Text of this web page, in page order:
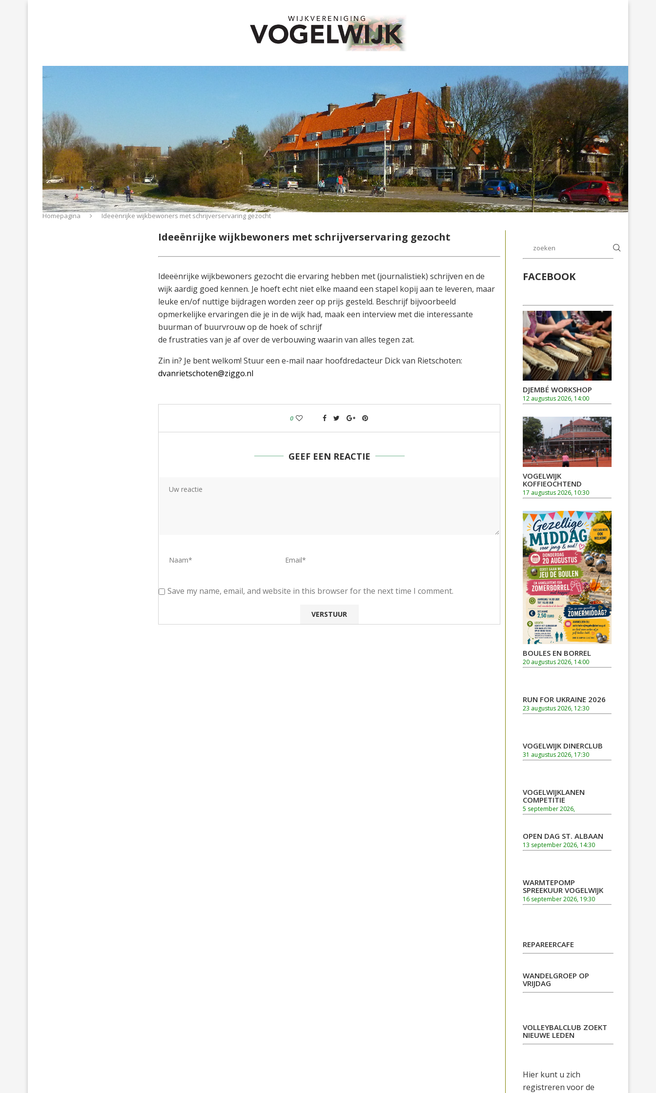
Homepagina Ideeënrijke wijkbewoners met schrijverservaring gezocht
Ideeënrijke wijkbewoners met schrijverservaring gezocht
Ideeënrijke wijkbewoners gezocht die ervaring hebben met (journalistiek) schrijven en de
wijk aardig goed kennen. Je hoeft echt niet elke maand een stapel kopij aan te leveren, maar
leuke en/of nuttige bijdragen worden zeer op prijs gesteld. Beschrijf bijvoorbeeld
opmerkelijke ervaringen die je in de wijk had, maak een interview met die interessante
buurman of buurvrouw op de hoek of schrijf
de frustraties van je af over de verbouwing waarin van alles tegen zat.
Zin in? Je bent welkom! Stuur een e-mail naar hoofdredacteur Dick van Rietschoten:
dvanrietschoten@ziggo.nl
0
GEEF EEN REACTIE
Save my name, email, and website in this browser for the next time I comment.
FACEBOOK
DJEMBÉ WORKSHOP
12 augustus 2026, 14:00
VOGELWIJK
KOFFIEOCHTEND
17 augustus 2026, 10:30
BOULES EN BORREL
20 augustus 2026, 14:00
RUN FOR UKRAINE 2026
23 augustus 2026, 12:30
VOGELWIJK DINERCLUB
31 augustus 2026, 17:30
VOGELWIJKLANEN
COMPETITIE
5 september 2026,
OPEN DAG ST. ALBAAN
13 september 2026, 14:30
WARMTEPOMP
SPREEKUUR VOGELWIJK
16 september 2026, 19:30
REPAREERCAFE
WANDELGROEP OP
VRIJDAG
VOLLEYBALCLUB ZOEKT
NIEUWE LEDEN
Hier kunt u zich
registreren voor de